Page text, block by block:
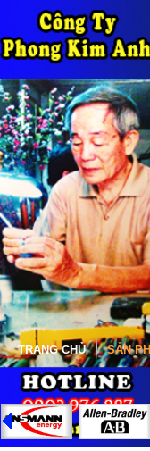
CÔNG TY
Địa chỉ:
Giờ làm việc từ
TRANG CHỦ SẢN
Trang chủ » PIN LITHIUM